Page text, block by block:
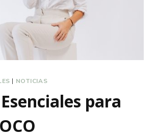
| NOTICIAS
para